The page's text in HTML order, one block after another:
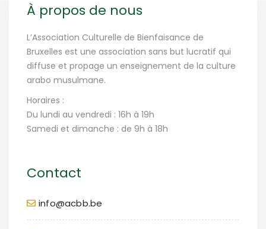
À propos de nous
L’Association Culturelle de Bienfaisance de
Bruxelles est une association sans but lucratif qui
diffuse et propage un enseignement de la culture
arabo musulmane.
Horaires :
Du lundi au vendredi : 16h à 19h
Samedi et dimanche : de 9h à 18h
Contact
info@acbb.be